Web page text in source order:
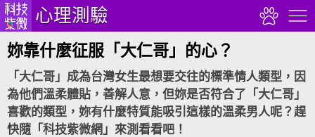
心理測驗
妳靠什麼征服「大仁哥」的心？
「大仁哥」成為台灣女生最想要交往的標準情人類型，因
為他們溫柔體貼，善解人意，但妳是否符合了「大仁哥」
喜歡的類型，妳有什麼特質能吸引這樣的溫柔男人呢？趕
快隨「科技紫微網」來測看看吧！